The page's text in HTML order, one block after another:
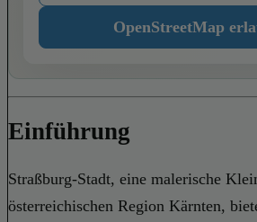
OpenStreetMap
Einführung
Straßburg-Stadt, eine malerische
österreichischen Region Kärnten,